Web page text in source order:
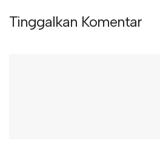
Tinggalkan Komentar